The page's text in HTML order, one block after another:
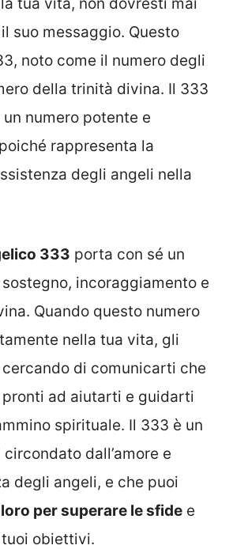
tua vita, non dovresti mai
suo messaggio. Questo
noto come il numero degli
della trinità divina. Il 333
numero potente e
rappresenta la
degli angeli nella
333 porta con sé un
incoraggiamento e
Quando questo numero
nella tua vita, gli
di comunicarti che
pronti ad aiutarti e guidarti
spirituale. Il 333 è un
dall’amore e
degli angeli, e che puoi
per superare le sfide e
obiettivi.